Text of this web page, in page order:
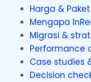
Harga &
Mengapa
Migrasi &
Performance
Case studies
Decision